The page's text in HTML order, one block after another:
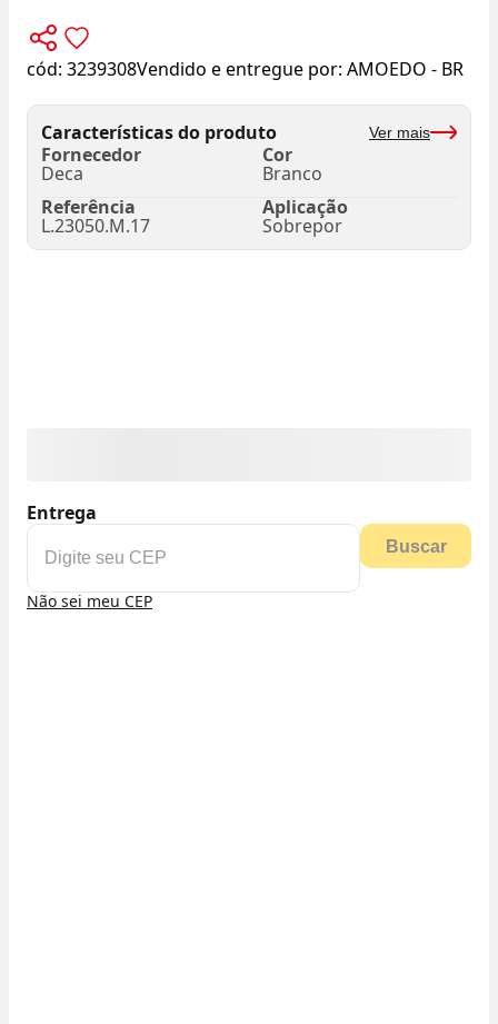
cód: 3239308Vendido e entregue por: AMOEDO - BR
Características do produto Ver mais
Fornecedor
Deca
Cor
Branco
Referência
L.23050.M.17
Aplicação
Sobrepor
Entrega
Buscar
Não sei meu CEP